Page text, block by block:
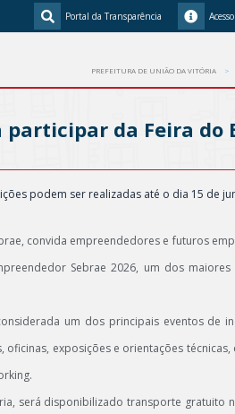
Portal da Transparência
PREFEITURA DE UNIÃO DA VITÓRIA
da Feira do
podem ser realizadas até o dia 15 de
convida empreendedores e futuros
Sebrae 2026, um dos maiores
um dos principais eventos de
exposições e orientações técnicas,
será disponibilizado transporte gratuito